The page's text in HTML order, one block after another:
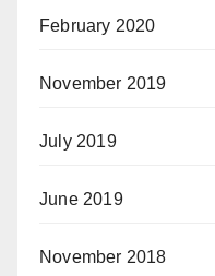
February 2020
November 2019
July 2019
June 2019
November 2018